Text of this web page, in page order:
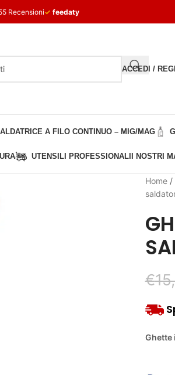
Recensioni✓ feedaty
ACCEDI /
A FILO CONTINUO – MIG/MAG
UTENSILI PROFESSIONALI I NOSTRI
Home/
€
Ghette